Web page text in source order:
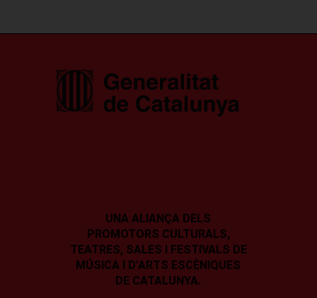
UNA ALIANÇA DELS
PROMOTORS CULTURALS,
TEATRES, SALES I FESTIVALS DE
MÚSICA I D’ARTS ESCÈNIQUES
DE CATALUNYA.